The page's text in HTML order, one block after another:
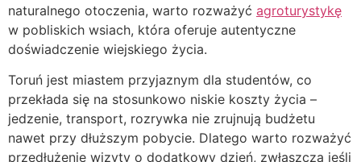
naturalnego otoczenia, warto rozważyć agroturystykę
w pobliskich wsiach, która oferuje autentyczne
doświadczenie wiejskiego życia.
Toruń jest miastem przyjaznym dla studentów, co
przekłada się na stosunkowo niskie koszty życia –
jedzenie, transport, rozrywka nie zrujnują budżetu
nawet przy dłuższym pobycie. Dlatego warto rozważyć
przedłużenie wizyty o dodatkowy dzień, zwłaszcza jeśli